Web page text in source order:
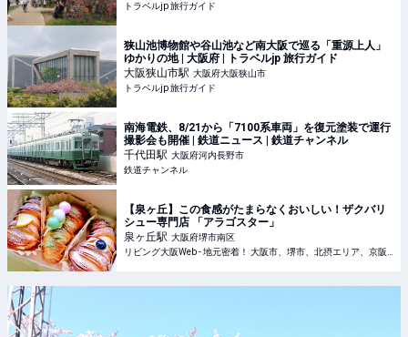
トラベルjp 旅行ガイド
狭山池博物館や谷山池など南大阪で巡る「重源上人」
ゆかりの地 | 大阪府 | トラベルjp 旅行ガイド
大阪狭山市駅 大阪府大阪狭山市
トラベルjp 旅行ガイド
南海電鉄、8/21から「7100系車両」を復元塗装で運行
撮影会も開催 | 鉄道ニュース | 鉄道チャンネル
千代田駅 大阪府河内長野市
鉄道チャンネル
【泉ヶ丘】この食感がたまらなくおいしい！ザクバリ
シュー専門店 「アラゴスター」
泉ヶ丘駅 大阪府堺市南区